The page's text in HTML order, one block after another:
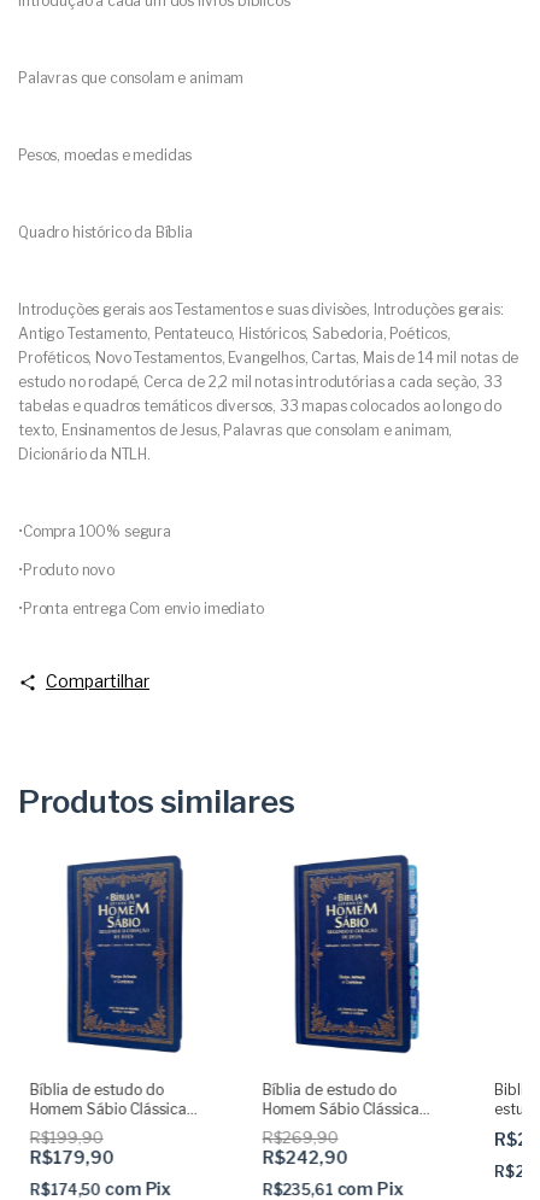
Palavras que consolam e animam
Pesos, moedas e medidas
Quadro histórico da Bíblia
Introduções gerais aos Testamentos e suas divisões, Introduções gerais:
Antigo Testamento, Pentateuco, Históricos, Sabedoria, Poéticos,
Proféticos, Novo Testamentos, Evangelhos, Cartas, Mais de 14 mil notas de
estudo no rodapé, Cerca de 2,2 mil notas introdutórias a cada seção, 33
tabelas e quadros temáticos diversos, 33 mapas colocados ao longo do
texto, Ensinamentos de Jesus, Palavras que consolam e animam,
Dicionário da NTLH.
•Compra 100% segura
•Produto novo
•Pronta entrega Com envio imediato
Compartilhar
Produtos similares
Bíblia de estudo do
Homem Sábio Clássica
Azul com Indice e Capa
dura
R$199,90
R$179,90
R$174,50 com Pix
Bíblia de estudo do
Homem Sábio Clássica
Azul com Abas adesivas e
Capa dura
R$269,90
R$242,90
R$235,61 com Pix
Biblia